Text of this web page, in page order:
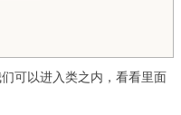
可以进入类之内，看看里面